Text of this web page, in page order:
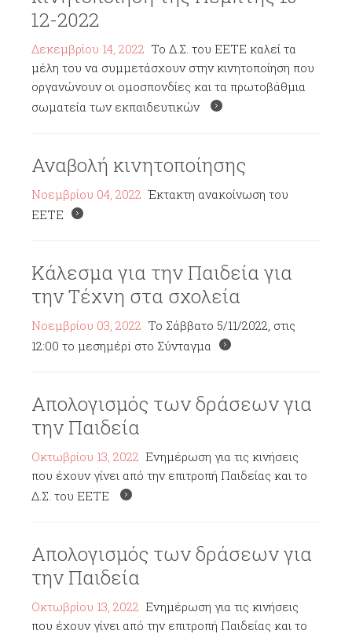
12-2022
Δεκεμβρίου 14, 2022 Το Δ.Σ. του ΕΕΤΕ καλεί τα
μέλη του να συμμετάσχουν στην κινητοποίηση που
οργανώνουν οι ομοσπονδίες και τα πρωτοβάθμια
σωματεία των εκπαιδευτικών
Αναβολή κινητοποίησης
Νοεμβρίου 04, 2022 Έκτακτη ανακοίνωση του
ΕΕΤΕ
Κάλεσμα για την Παιδεία για
την Τέχνη στα σχολεία
Νοεμβρίου 03, 2022 To Σάββατο 5/11/2022, στις
12:00 το μεσημέρi στο Σύνταγμα
Απολογισμός των δράσεων για
την Παιδεία
Οκτωβρίου 13, 2022 Ενημέρωση για τις κινήσεις
που έχουν γίνει από την επιτροπή Παιδείας και το
Δ.Σ. του ΕΕΤΕ
Απολογισμός των δράσεων για
την Παιδεία
Οκτωβρίου 13, 2022 Ενημέρωση για τις κινήσεις
που έχουν γίνει από την επιτροπή Παιδείας και το